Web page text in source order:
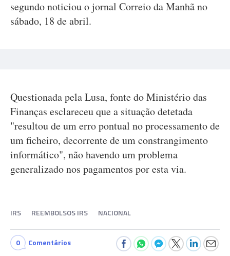
segundo noticiou o jornal Correio da Manhã no
sábado, 18 de abril.
Questionada pela Lusa, fonte do Ministério das
Finanças esclareceu que a situação detetada
"resultou de um erro pontual no processamento de
um ficheiro, decorrente de um constrangimento
informático", não havendo um problema
generalizado nos pagamentos por esta via.
IRS REEMBOLSOS IRS NACIONAL
0 Comentários